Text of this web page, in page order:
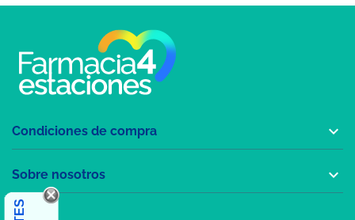
Condiciones de compra 
Sobre nosotros 